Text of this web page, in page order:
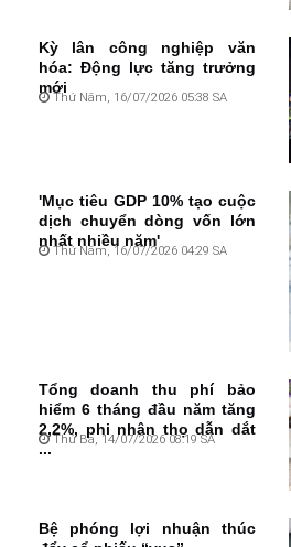
Kỳ lân công nghiệp văn
hóa: Động lực tăng trưởng
mới
Thứ Năm, 16/07/2026 05:38 SA
'Mục tiêu GDP 10% tạo cuộc
dịch chuyển dòng vốn lớn
nhất nhiều năm'
Thứ Năm, 16/07/2026 04:29 SA
Tổng doanh thu phí bảo
hiểm 6 tháng đầu năm tăng
2,2%, phi nhân thọ dẫn dắt
...
Thứ Ba, 14/07/2026 08:19 SA
Bệ phóng lợi nhuận thúc